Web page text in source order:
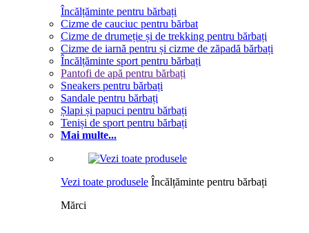
Încălțăminte pentru bărbați
Cizme de cauciuc pentru bărbat
Cizme de drumeție și de trekking pentru bărbați
Cizme de iarnă pentru și cizme de zăpadă bărbați
Încălțăminte sport pentru bărbați
Pantofi de apă pentru bărbați
Sneakers pentru bărbați
Sandale pentru bărbați
Șlapi și papuci pentru bărbați
Teniși de sport pentru bărbați
Mai multe...
Vezi toate produsele Încălțăminte pentru bărbați
Mărci